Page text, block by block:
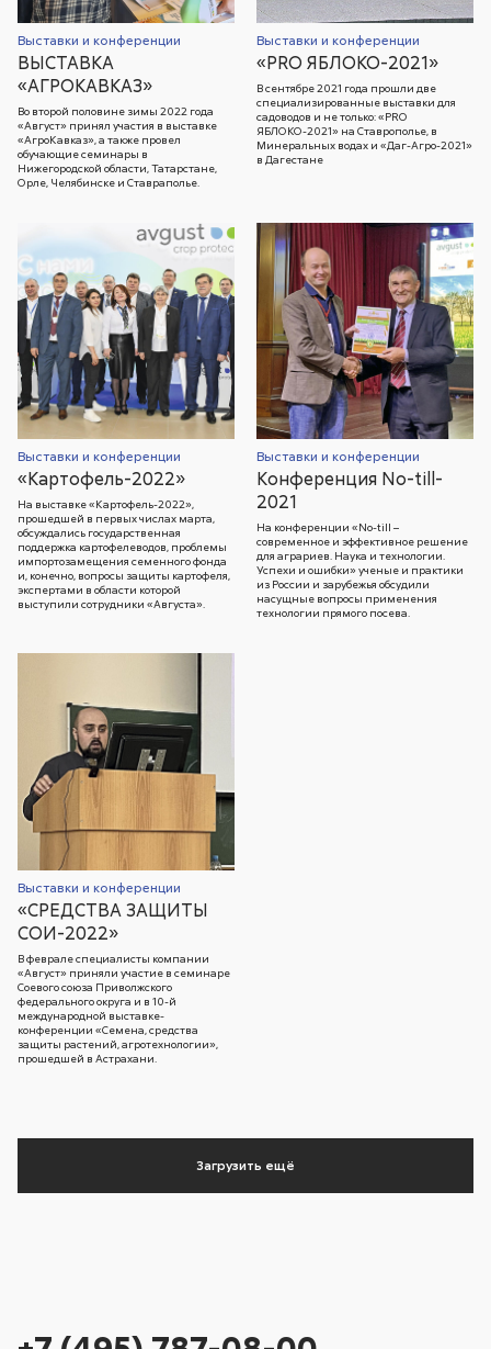
Выставки и конференции
ВЫСТАВКА
«АГРОКАВКАЗ»
Во второй половине зимы 2022 года
«Август» принял участия в выставке
«АгроКавказ», а также провел
обучающие семинары в
Нижегородской области, Татарстане,
Орле, Челябинске и Ставраполье.
Выставки и конференции
«PRO ЯБЛОКО-2021»
В сентябре 2021 года прошли две
специализированные выставки для
садоводов и не только: «PRO
ЯБЛОКО-2021» на Ставрополье, в
Минеральных водах и «Даг-Агро-2021»
в Дагестане
Выставки и конференции
«Картофель-2022»
На выставке «Картофель-2022»,
прошедшей в первых числах марта,
обсуждались государственная
поддержка картофелеводов, проблемы
импортозамещения семенного фонда
и, конечно, вопросы защиты картофеля,
экспертами в области которой
выступили сотрудники «Августа».
Выставки и конференции
Конференция No-till-
2021
На конференции «No-till –
современное и эффективное решение
для аграриев. Наука и технологии.
Успехи и ошибки» ученые и практики
из России и зарубежья обсудили
насущные вопросы применения
технологии прямого посева.
Выставки и конференции
«СРЕДСТВА ЗАЩИТЫ
СОИ-2022»
В феврале специалисты компании
«Август» приняли участие в семинаре
Соевого союза Приволжского
федерального округа и в 10-й
международной выставке-
конференции «Семена, средства
защиты растений, агротехнологии»,
прошедшей в Астрахани.
Загрузить ещё